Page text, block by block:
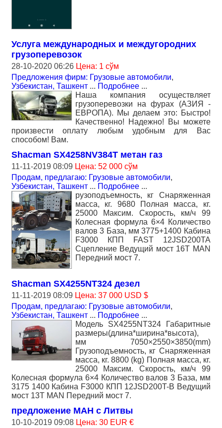
Услуга международных и междугородних
грузоперевозок
28-10-2020 06:26 Цена: 1 сўм
Предложения фирм: Грузовые автомобили,
Узбекистан, Ташкент ... Подробнее ...
Наша компания осуществляет
грузоперевозки на фурах (АЗИЯ -
ЕВРОПА). Мы делаем это: Быстро!
Качественно! Надежно! Вы можете
произвести оплату любым удобным для Вас
способом! Вам.
Shacman SX4258NV384T метан газ
11-11-2019 08:09 Цена: 52 000 сўм
Продам, предлагаю: Грузовые автомобили,
Узбекистан, Ташкент ... Подробнее ...
рузоподъемность, кг Снаряженная
масса, кг. 9680 Полная масса, кг.
25000 Максим. Скорость, км/ч 99
Колесная формула 6×4 Количество
валов 3 База, мм 3775+1400 Кабина
F3000 КПП FAST 12JSD200TA
Сцепление Ведущий мост 16T MAN
Передний мост 7.
Shacman SX4255NT324 дезел
11-11-2019 08:09 Цена: 37 000 USD $
Продам, предлагаю: Грузовые автомобили,
Узбекистан, Ташкент ... Подробнее ...
Модель SX4255NT324 Габаритные
размеры(длина*ширина*высота),
мм 7050×2550×3850(mm)
Грузоподъемность, кг Снаряженная
масса, кг. 8800 (kg) Полная масса, кг.
25000 Максим. Скорость, км/ч 99
Колесная формула 6×4 Количество валов 3 База, мм
3175 1400 Кабина F3000 КПП 12JSD200T-B Ведущий
мост 13T MAN Передний мост 7.
предложение МАН с Литвы
10-10-2019 09:08 Цена: 30 EUR €